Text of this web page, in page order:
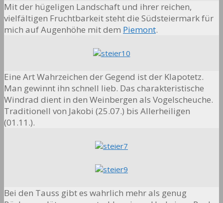
Mit der hügeligen Landschaft und ihrer reichen,
vielfältigen Fruchtbarkeit steht die Südsteiermark für
mich auf Augenhöhe mit dem Piemont.
Eine Art Wahrzeichen der Gegend ist der Klapotetz.
Man gewinnt ihn schnell lieb. Das charakteristische
Windrad dient in den Weinbergen als Vogelscheuche.
Traditionell von Jakobi (25.07.) bis Allerheiligen
(01.11.).
Bei den Tauss gibt es wahrlich mehr als genug